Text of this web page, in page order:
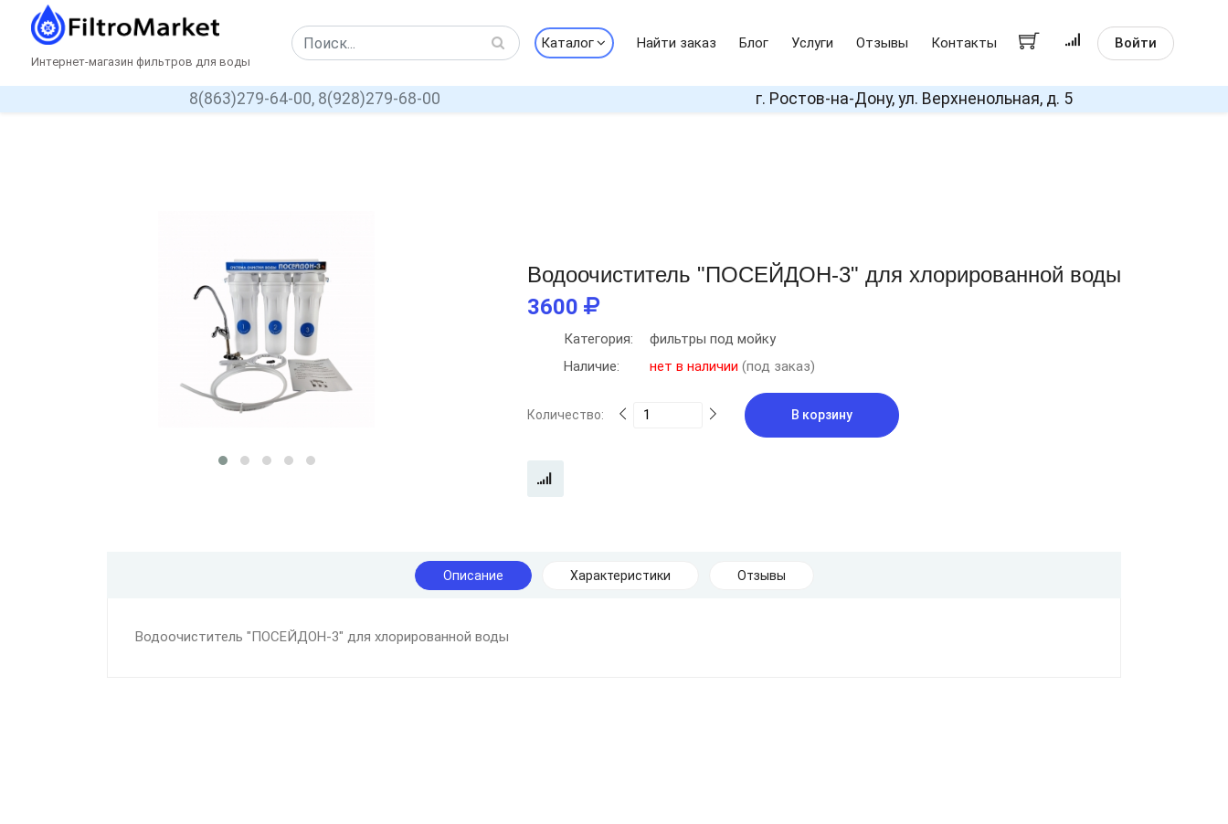
Интернет-магазин фильтров для воды
Каталог Найти заказ Блог Услуги Отзывы Контакты Войти
8(863)279-64-00, 8(928)279-68-00 г. Ростов-на-Дону, ул. Верхненольная, д. 5
Водоочиститель "ПОСЕЙДОН-3" для хлорированной воды
3600
Категория:
фильтры под мойку
Наличие:
нет в наличии (под заказ)
Количество: В корзину
Описание Характеристики Отзывы
Водоочиститель "ПОСЕЙДОН-3" для хлорированной воды